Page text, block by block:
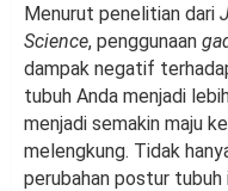
Menurut penelitian dari
Science, penggunaan
dampak negatif
tubuh Anda menjadi
menjadi semakin maju
melengkung. Tidak
perubahan postur